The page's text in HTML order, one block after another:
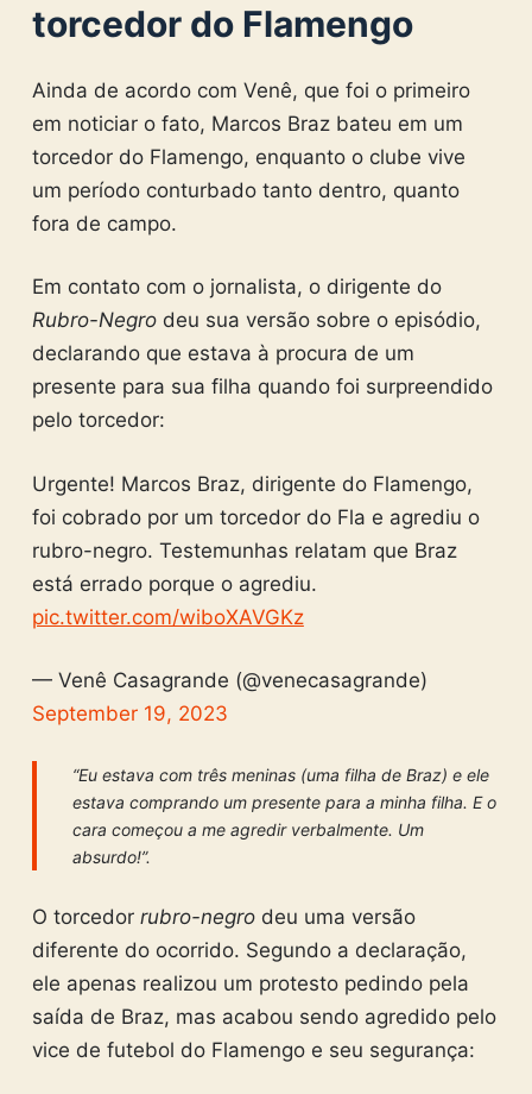
torcedor do Flamengo
Ainda de acordo com Venê, que foi o primeiro
em noticiar o fato, Marcos Braz bateu em um
torcedor do Flamengo, enquanto o clube vive
um período conturbado tanto dentro, quanto
fora de campo.
Em contato com o jornalista, o dirigente do
Rubro-Negrodeu sua versão sobre o episódio,
declarando que estava à procura de um
presente para sua filha quando foi surpreendido
pelo torcedor:
Urgente! Marcos Braz, dirigente do Flamengo,
foi cobrado por um torcedor do Fla e agrediu o
rubro-negro. Testemunhas relatam que Braz
está errado porque o agrediu.
pic.twitter.com/wiboXAVGKz
— Venê Casagrande (@venecasagrande)
September 19, 2023
“Eu estava com três meninas (uma filha de Braz) e ele
estava comprando um presente para a minha filha. E o
cara começou a me agredir verbalmente. Um
absurdo!”.
O torcedor rubro-negrodeu uma versão
diferente do ocorrido. Segundo a declaração,
ele apenas realizou um protesto pedindo pela
saída de Braz, mas acabou sendo agredido pelo
vice de futebol do Flamengo e seu segurança: